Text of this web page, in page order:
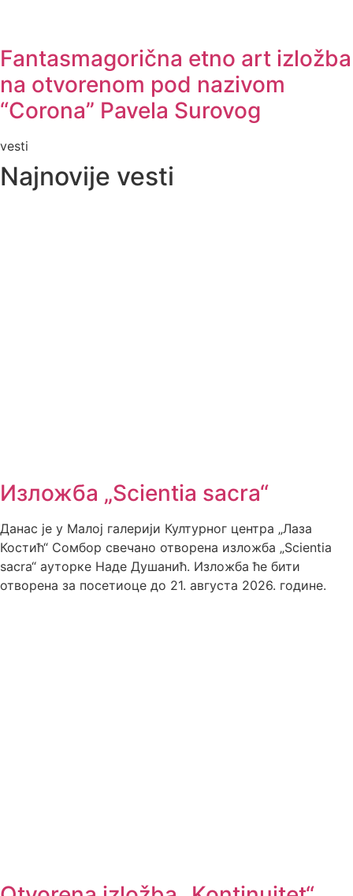
Fantasmagorična etno art izložba
na otvorenom pod nazivom
“Corona” Pavela Surovog
vesti
Najnovije vesti
Изложба „Scientia sacra“
Данас је у Малој галерији Културног центра „Лаза
Костић“ Сомбор свечано отворена изложба „Scientia
sacra“ ауторке Наде Душанић. Изложба ће бити
отворена за посетиоце до 21. августа 2026. године.